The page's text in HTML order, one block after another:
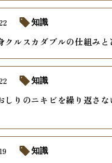
クルスカダブルの仕組み
知識
しりのニキビを繰り返さ
知識
知識